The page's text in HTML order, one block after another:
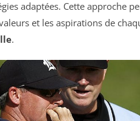
adaptées. Cette approche
valeurs et les aspirations de
.